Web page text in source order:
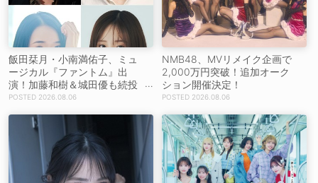
飯田栞月・小南満佑子、ミュ
ージカル『ファントム』出
演！加藤和樹＆城田優も続投
【コメントあり】
2026.08.06
NMB48、MVリメイク企画で
2,000万円突破！追加オーク
ション開催決定！
2026.08.06